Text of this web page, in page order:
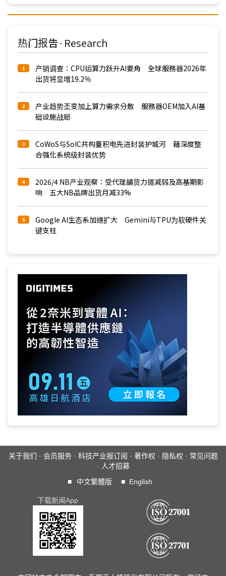
热门报告 - Research
1
产销调查：CPU运算力跃升AI要角 全球服務器2026年
出货将显增19.2％
2
产业趋势丕变加上算力需求分散 服務器OEM加入AI基
础设施战局
3
CoWoS与SoIC共构臺积电先进封装护城河 藉深度整
合强化系统级封装优势
4
2026/4 NB产业观察：受代理舖货力道减弱及高基期影
响 五大NB品牌出货月减33%
5
Google AI生态系加速扩大 Gemini与TPU为软硬件关
键支柱
关于我们 · 会员服务· 科技产业报订阅 · 著作权 · 隐私权 · 常见问题
· 人才招募
■
中文繁體版 ■ English
下载新闻App